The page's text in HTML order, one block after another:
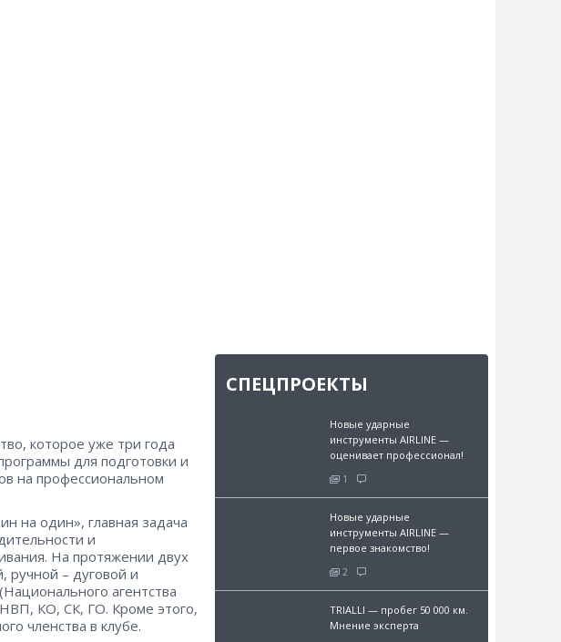
которое уже три года
для подготовки и
на профессиональном
на один», главная задача
и
На протяжении двух
ручной – дуговой и
агентства
КО, СК, ГО. Кроме этого,
членства в клубе.
СПЕЦПРОЕКТЫ
Новые ударные
инструменты AIRLINE —
оценивает профессионал!
1
Новые ударные
инструменты AIRLINE —
первое знакомство!
2
TRIALLI — пробег 50 000 км.
Мнение эксперта